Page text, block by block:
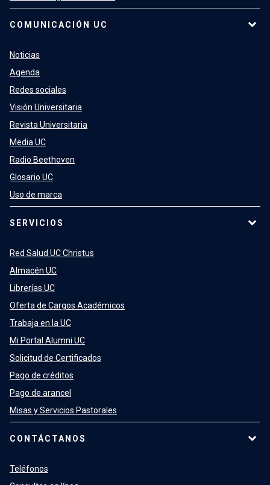
COMUNICACIÓN UC
Noticias
Agenda
Redes sociales
Visión Universitaria
Revista Universitaria
Media UC
Radio Beethoven
Glosario UC
Uso de marca
SERVICIOS
Red Salud UC Christus
Almacén UC
Librerías UC
Oferta de Cargos Académicos
Trabaja en la UC
Mi Portal Alumni UC
Solicitud de Certificados
Pago de créditos
Pago de arancel
Misas y Servicios Pastorales
CONTÁCTANOS
Teléfonos